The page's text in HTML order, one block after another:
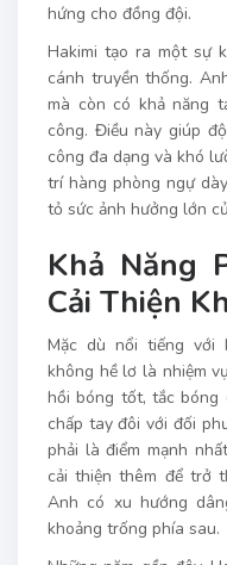
hứng cho đồng đội.
Hakimi tạo ra một sự
cánh truyền thống.
mà còn có khả năng
công. Điều này giúp
công đa dạng và khó
trí hàng phòng ngự
tỏ sức ảnh hưởng lớn
Khả Năng
Cải Thiện
Mặc dù nổi tiếng với
không hề lơ là nhiệm
hồi bóng tốt, tắc bóng
chấp tay đôi với đối
phải là điểm mạnh
cải thiện thêm để trở
Anh có xu hướng
khoảng trống phía sau.